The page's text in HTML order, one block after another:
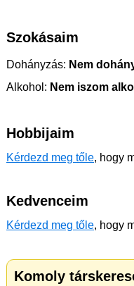
Szokásaim
Dohányzás: Nem
Alkohol: Nem iszom
Hobbijaim
Kérdezd meg tőle, hogy
Kedvenceim
Kérdezd meg tőle, hogy
Komoly